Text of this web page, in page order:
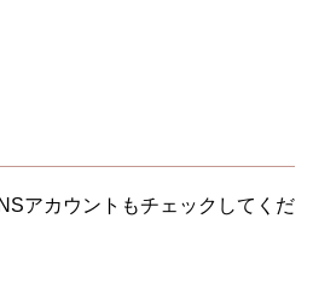
アカウントもチェックしてくだ